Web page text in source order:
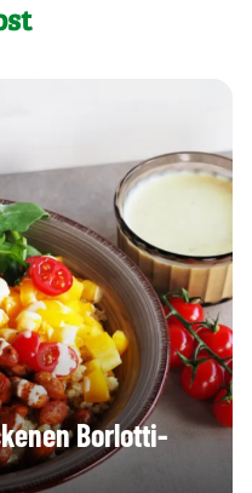
Borlotti-